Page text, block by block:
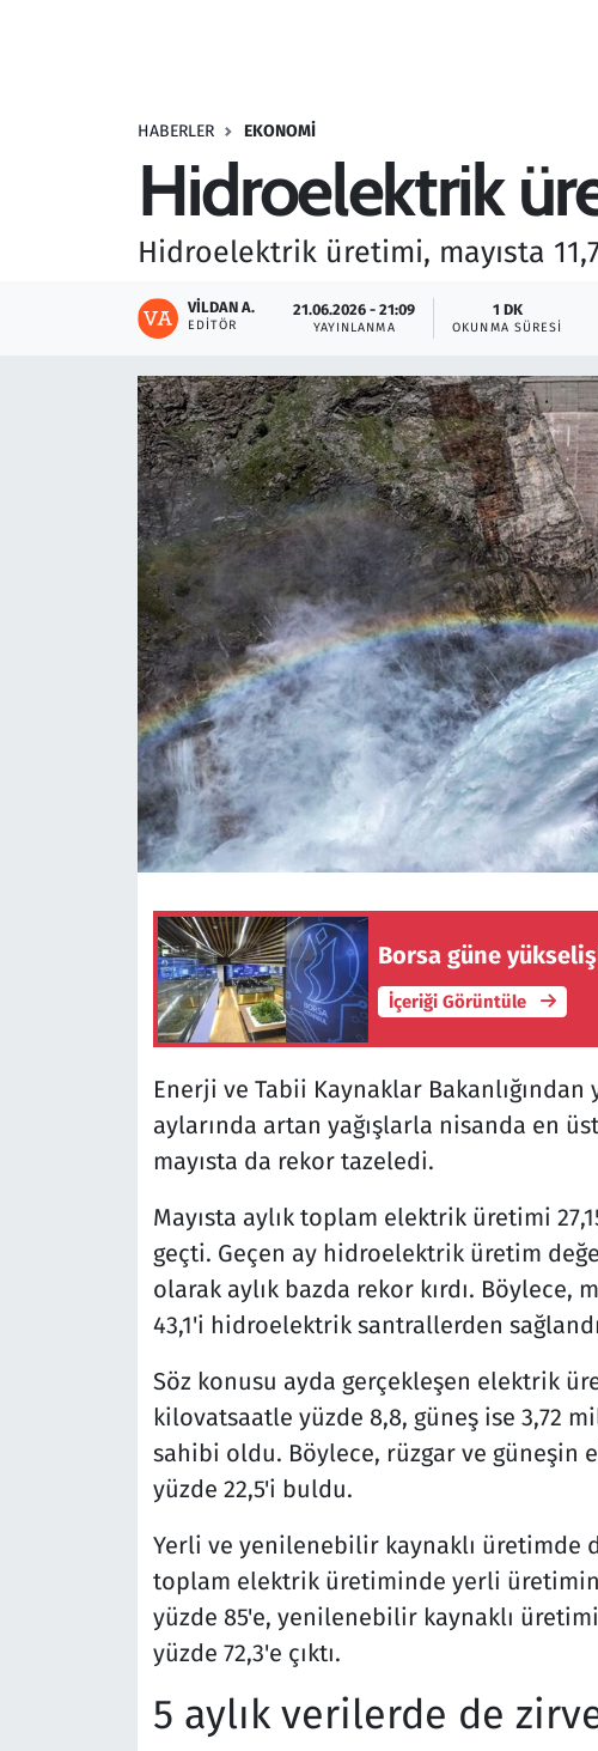
HABERLER EKONOMI
Hidroelektrik
Hidroelektrik üretimi, mayısta
VILDAN A.
EDITÖR
21.06.2026 - 21:09
YAYINLANMA
1 DK
OKUNMA SÜRESI
Borsa güne
İçeriği Görüntüle
Enerji ve Tabii Kaynaklar Bakanlığından
aylarında artan yağışlarla nisanda en
mayısta da rekor tazeledi.
Mayısta aylık toplam elektrik üretimi
geçti. Geçen ay hidroelektrik üretim
olarak aylık bazda rekor kırdı. Böylece,
43,1'i hidroelektrik santrallerden
Söz konusu ayda gerçekleşen elektrik
kilovatsaatle yüzde 8,8, güneş ise 3,72
sahibi oldu. Böylece, rüzgar ve güneşin
yüzde 22,5'i buldu.
Yerli ve yenilenebilir kaynaklı üretimde
toplam elektrik üretiminde yerli
yüzde 85'e, yenilenebilir kaynaklı
yüzde 72,3'e çıktı.
5 aylık verilerde de
Savunma Sanayi
Seçim 2023
Teknoloji ve Bilim
Televizyon